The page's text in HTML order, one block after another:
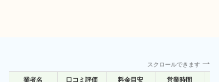
スクロールできます
業者名 口コミ評価 料金目安 営業時間